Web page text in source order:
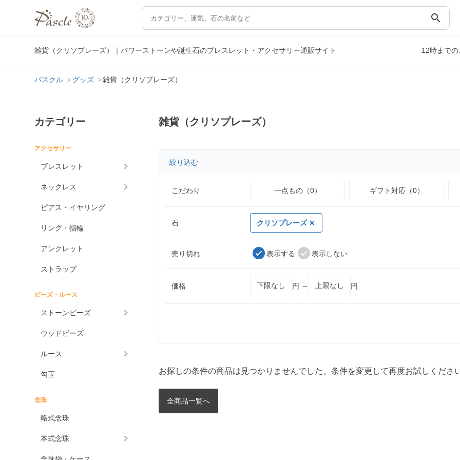
search
雑貨（クリソプレーズ）｜パワーストーンや誕生石のブレスレット・アクセサリー通販サイト 12時まで
パスクル グッズ 雑貨（クリソプレーズ）
カテゴリー
アクセサリー
ブレスレット
ネックレス
ピアス・イヤリング
リング・指輪
アンクレット
ストラップ
ビーズ・ルース
ストーンビーズ
ウッドビーズ
ルース
勾玉
念珠
略式念珠
本式念珠
雑貨（クリソプレーズ）
絞り込む
こだわり 一点もの（0） ギフト対応（0）
石 クリソプレーズ
売り切れ 表示する 表示しない
価格 円 ～ 円
お探しの条件の商品は見つかりませんでした。条件を変更して再度お試しください
全商品一覧へ